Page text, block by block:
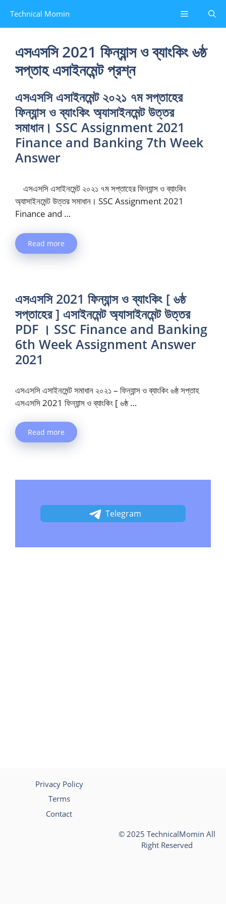
content
Technical Momin Menu
এসএসসি 2021 ফিন্যান্স ও ব্যাংকিং ৬ষ্ঠ
সপ্তাহ এসাইনমেন্ট প্রশ্ন
এসএসসি এসাইনমেন্ট ২০২১ ৭ম সপ্তাহের
ফিন্যান্স ও ব্যাংকিং অ্যাসাইনমেন্ট উত্তর
সমাধান। SSC Assignment 2021
Finance and Banking 7th Week
Answer
এসএসসি এসাইনমেন্ট ২০২১ ৭ম সপ্তাহের ফিন্যান্স ও ব্যাংকিং
অ্যাসাইনমেন্ট উত্তর সমাধান। SSC Assignment 2021
Finance and …
Read more
এসএসসি 2021 ফিন্যান্স ও ব্যাংকিং [ ৬ষ্ঠ
সপ্তাহের ] এসাইনমেন্ট অ্যাসাইনমেন্ট উত্তর
PDF । SSC Finance and Banking
6th Week Assignment Answer
2021
এসএসসি এসাইনমেন্ট সমাধান ২০২১ – ফিন্যান্স ও ব্যাংকিং ৬ষ্ঠ সপ্তাহ
এসএসসি 2021 ফিন্যান্স ও ব্যাংকিং [ ৬ষ্ঠ …
Read more
Telegram
Privacy Policy
Terms
Contact
© 2025 TechnicalMomin All
Right Reserved